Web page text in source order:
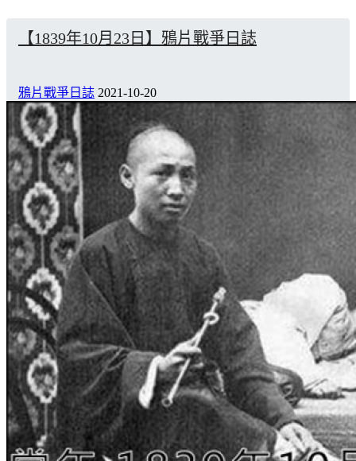
【1839年10月23日】鴉片戰爭日誌
鴉片戰爭日誌 2021-10-20